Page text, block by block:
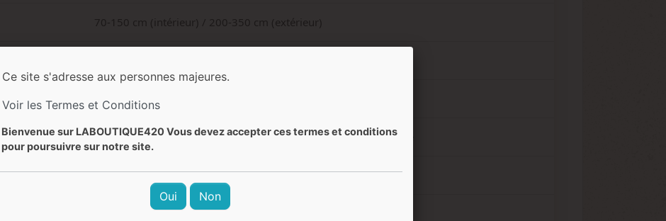
70-150 cm (intérieur) / 200-350 cm (extérieur)
Crémeux, fruité, sucré, vanille, menthe
Euphorique corporel, relaxant, créatif, stimulant mental, équilibré
Facile à moyen
Ce site s'adresse aux personnes majeures.
Voir les Termes et Conditions
Bienvenue sur LABOUTIQUE420 Vous devez accepter ces termes et conditions
pour poursuivre sur notre site.
Oui Non